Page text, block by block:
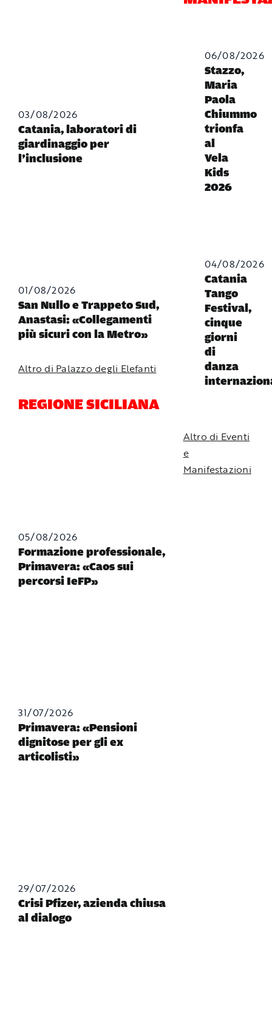
03/08/2026
Catania, laboratori di
giardinaggio per
l’inclusione
01/08/2026
San Nullo e Trappeto Sud,
Anastasi: «Collegamenti
più sicuri con la Metro»
Altro di Palazzo degli Elefanti
REGIONE SICILIANA
05/08/2026
Formazione professionale,
Primavera: «Caos sui
percorsi IeFP»
31/07/2026
Primavera: «Pensioni
dignitose per gli ex
articolisti»
29/07/2026
Crisi Pfizer, azienda chiusa
al dialogo
06/08/2026
Stazzo,
Maria
Paola
Chiummo
trionfa
al
Vela
Kids
2026
04/08/2026
Catania
Tango
Festival,
cinque
giorni
di
danza
Altro di Eventi
e
Manifestazioni